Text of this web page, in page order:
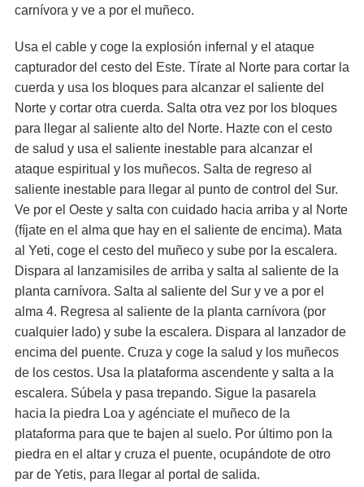
carnívora y ve a por el muñeco.
Usa el cable y coge la explosión infernal y el ataque
capturador del cesto del Este. Tírate al Norte para cortar la
cuerda y usa los bloques para alcanzar el saliente del
Norte y cortar otra cuerda. Salta otra vez por los bloques
para llegar al saliente alto del Norte. Hazte con el cesto
de salud y usa el saliente inestable para alcanzar el
ataque espiritual y los muñecos. Salta de regreso al
saliente inestable para llegar al punto de control del Sur.
Ve por el Oeste y salta con cuidado hacia arriba y al Norte
(fíjate en el alma que hay en el saliente de encima). Mata
al Yeti, coge el cesto del muñeco y sube por la escalera.
Dispara al lanzamisiles de arriba y salta al saliente de la
planta carnívora. Salta al saliente del Sur y ve a por el
alma 4. Regresa al saliente de la planta carnívora (por
cualquier lado) y sube la escalera. Dispara al lanzador de
encima del puente. Cruza y coge la salud y los muñecos
de los cestos. Usa la plataforma ascendente y salta a la
escalera. Súbela y pasa trepando. Sigue la pasarela
hacia la piedra Loa y agénciate el muñeco de la
plataforma para que te bajen al suelo. Por último pon la
piedra en el altar y cruza el puente, ocupándote de otro
par de Yetis, para llegar al portal de salida.